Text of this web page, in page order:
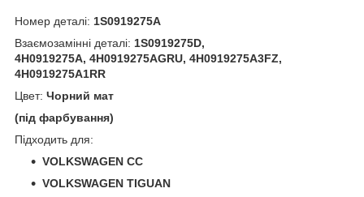
Номер деталі: 1S0919275A
Взаємозамінні деталі: 1S0919275D,
4H0919275A, 4H0919275AGRU, 4H0919275A3FZ,
4H0919275A1RR
Цвет: Чорний мат
(під фарбування)
Підходить для:
VOLKSWAGEN CC
VOLKSWAGEN TIGUAN